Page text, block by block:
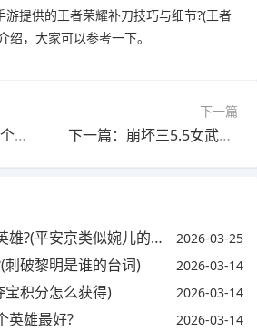
游提供的王者荣耀补刀技巧与细节?(王者
绍，大家可以参考一下。
上一篇：奥特曼中三个脚的怪兽?(奥特曼中三个脚的怪兽叫什么)
下一篇
下一篇：崩坏三5.5女武神强度排行?(崩坏三5.2女武神强度)
安京类似婉儿的英雄名字) 2026-03-25
刺破黎明是谁的台词) 2026-03-14
宝积分怎么获得) 2026-03-14
英雄最好? 2026-03-14